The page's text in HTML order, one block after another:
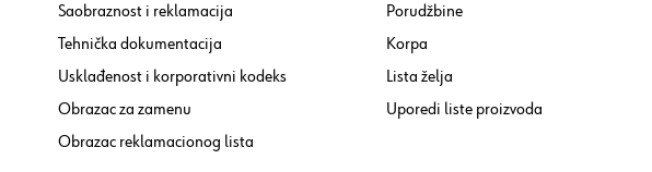
Saobraznost i reklamacija
Tehnička dokumentacija
Usklađenost i korporativni kodeks
Obrazac za zamenu
Obrazac reklamacionog lista
Porudžbine
Korpa
Lista želja
Uporedi liste proizvoda